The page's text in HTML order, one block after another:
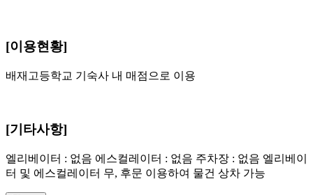
[이용현황]
배재고등학교 기숙사 내 매점으로 이용
[기타사항]
엘리베이터 : 없음 에스컬레이터 : 없음 주차장 : 없음 엘리베이
터 및 에스컬레이터 무, 후문 이용하여 물건 상차 가능